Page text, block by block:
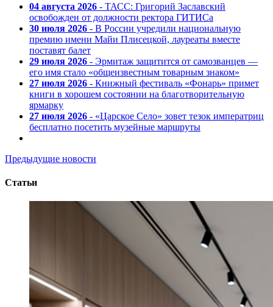
04 августа 2026 - ТАСС: Григорий Заславский
освобожден от должности ректора ГИТИСа
30 июля 2026 - В России учредили национальную
премию имени Майи Плисецкой, лауреаты вместе
поставят балет
29 июля 2026 - Эрмитаж защитится от самозванцев —
его имя стало «общеизвестным товарным знаком»
27 июля 2026 - Книжный фестиваль «Фонарь» примет
книги в хорошем состоянии на благотворительную
ярмарку
27 июля 2026 - «Царское Село» зовет тезок императриц
бесплатно посетить музейные маршруты
Предыдущие новости
Статьи